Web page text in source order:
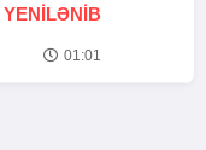
YENİLƏNİB
01:01